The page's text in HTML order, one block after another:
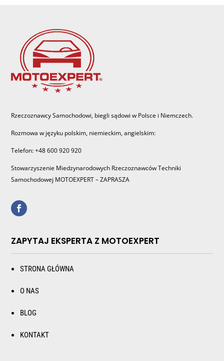
Rzeczoznawcy Samochodowi, biegli sądowi w Polsce i Niemczech.
Rozmowa w języku polskim, niemieckim, angielskim:
Telefon: +48 600 920 920
Stowarzyszenie Miedzynarodowych Rzeczoznawców Techniki
Samochodowej MOTOEXPERT – ZAPRASZA
ZAPYTAJ EKSPERTA Z MOTOEXPERT
STRONA GŁÓWNA
O NAS
BLOG
KONTAKT